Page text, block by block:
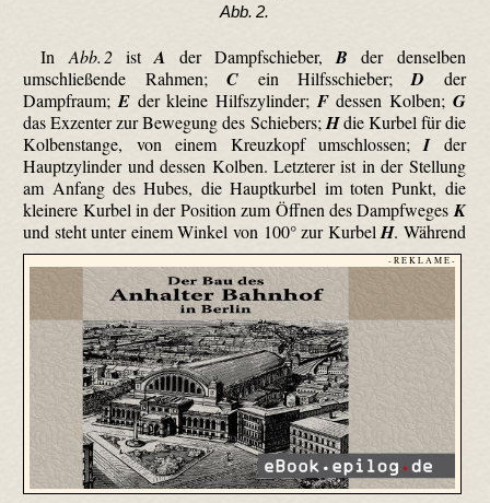
Abb. 2.
InAbb. 2istA der Dampfschieber,B der denselben
umschließende Rahmen;C ein Hilfsschieber;D der
Dampfraum;E der kleine Hilfszylinder; Fdessen Kolben; G
das Exzenter zur Bewegung des Schiebers;Hdie Kurbel für die
Kolbenstange, von einem Kreuzkopf umschlossen;Ider
Hauptzylinder und dessen Kolben. Letzterer ist in der Stellung
am Anfang des Hubes, die Hauptkurbel im toten Punkt, die
kleinere Kurbel in der Position zum Öffnen des DampfwegesK
und steht unter einem Winkel von 100° zur KurbelH.
- R E K L A M E -
Während